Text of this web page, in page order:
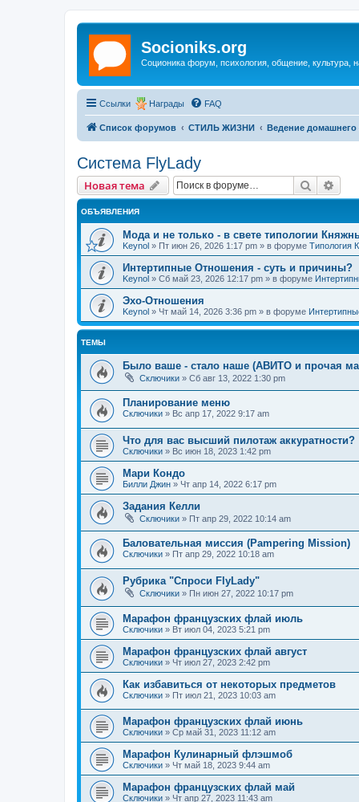
Socioniks.org
Соционика форум, психология, общение, культура,
Ссылки Награды FAQ
Список форумов СТИЛЬ ЖИЗНИ Ведение домашнего
Система FlyLady
Новая тема Поиск
ОБЪЯВЛЕНИЯ
Мода и не только - в свете типологии
Keynol » Пт июн 26, 2026 1:17 pm » в форуме Типология
Интертипные Отношения - суть и причины?
Keynol » Сб май 23, 2026 12:17 pm » в форуме
Эхо-Отношения
Keynol » Чт май 14, 2026 3:36 pm » в форуме
ТЕМЫ
Было ваше - стало наше (АВИТО и прочая
Сключики » Сб авг 13, 2022 1:30 pm
Планирование меню
Сключики » Вс апр 17, 2022 9:17 am
Что для вас высший пилотаж аккуратности?
Сключики » Вс июн 18, 2023 1:42 pm
Мари Кондо
Билли Джин » Чт апр 14, 2022 6:17 pm
Задания Келли
Сключики » Пт апр 29, 2022 10:14 am
Баловательная миссия (Pampering Mission)
Сключики » Пт апр 29, 2022 10:18 am
Рубрика "Спроси FlyLady"
Сключики » Пн июн 27, 2022 10:17 pm
Марафон французских флай июль
Сключики » Вт июл 04, 2023 5:21 pm
Марафон французских флай август
Сключики » Чт июл 27, 2023 2:42 pm
Как избавиться от некоторых предметов
Сключики » Пт июл 21, 2023 10:03 am
Марафон французских флай июнь
Сключики » Ср май 31, 2023 11:12 am
Марафон Кулинарный флэшмоб
Сключики » Чт май 18, 2023 9:44 am
Марафон французских флай май
Сключики » Чт апр 27, 2023 11:43 am